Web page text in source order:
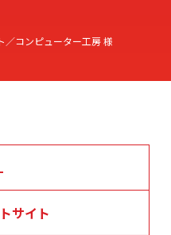
コンピューター工房 様
サイト